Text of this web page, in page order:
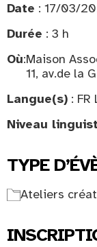
Date : 17/03/
Durée : 3 h
Où:Maison
11, av.de la
Langue(s) : FR
Niveau
TYPE
Ateliers